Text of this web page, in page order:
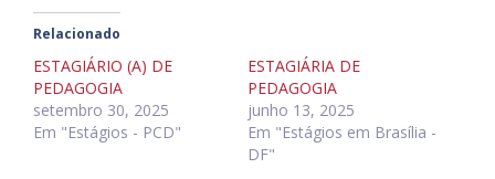
Relacionado
ESTAGIÁRIO (A) DE
PEDAGOGIA
setembro 30, 2025
Em "Estágios - PCD"
ESTAGIÁRIA DE
PEDAGOGIA
junho 13, 2025
Em "Estágios em Brasília -
DF"